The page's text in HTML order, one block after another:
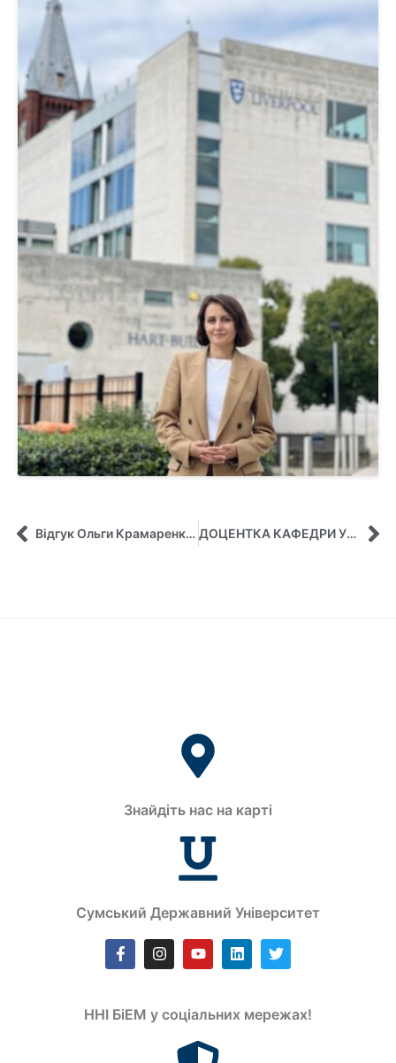
Відгук Ольги Крамаренко, аспірантки кафедри управління, щодо участі в проєкті співпраці з Університетом м. Ліверпуль ДОЦЕНТКА КАФЕДРИ УПРАВЛІННЯ ТЕТЯНА МАЙБОРОДА ВИСТУПИЛА З ПРЕЗЕНТАЦІЄЮ У ВІРТУАЛЬНОМУ ГЛОБАЛЬНОМУ КЛАСІ З ВАШИНГТОНСЬКИМ ДЕРЖАВНИМ УНІВЕРСИТЕТОМ
Знайдіть нас на карті
Сумський Державний Університет
ННІ БіЕМ у соціальних мережах!